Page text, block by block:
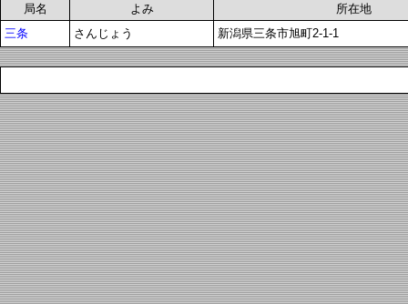
局名
よみ
所在地
三条
さんじょう 新潟県三条市旭町2-1-1